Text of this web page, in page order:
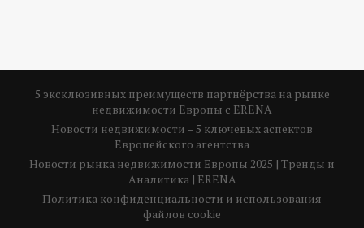
5 эксклюзивных преимуществ партнёрства на рынке
недвижимости Европы с ERENA
Новости недвижимости – 5 ключевых аспектов
Европейского агентства
Новости рынка недвижимости Европы 2025 | Тренды и
Аналитика | ERENA
Политика конфиденциальности и использования
файлов cookie